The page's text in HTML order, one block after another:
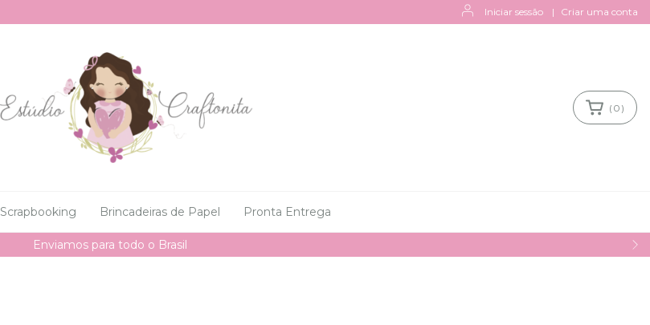
Iniciar sessão | Criar uma conta
Enviamos para todo o Brasil
( 0 )
Scrapbooking Brincadeiras de Papel Pronta Entrega